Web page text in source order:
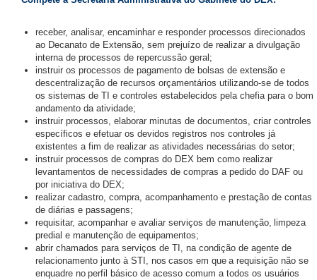
receber, analisar, encaminhar e responder processos direcionados
ao Decanato de Extensão, sem prejuízo de realizar a divulgação
interna de processos de repercussão geral;
instruir os processos de pagamento de bolsas de extensão e
descentralização de recursos orçamentários utilizando-se de todos
os sistemas de TI e controles estabelecidos pela chefia para o bom
andamento da atividade;
instruir processos, elaborar minutas de documentos, criar controles
específicos e efetuar os devidos registros nos controles já
existentes a fim de realizar as atividades necessárias do setor;
instruir processos de compras do DEX bem como realizar
levantamentos de necessidades de compras a pedido do DAF ou
por iniciativa do DEX;
realizar cadastro, compra, acompanhamento e prestação de contas
de diárias e passagens;
requisitar, acompanhar e avaliar serviços de manutenção, limpeza
predial e manutenção de equipamentos;
abrir chamados para serviços de TI, na condição de agente de
relacionamento junto à STI, nos casos em que a requisição não se
enquadre no perfil básico de acesso comum a todos os usuários